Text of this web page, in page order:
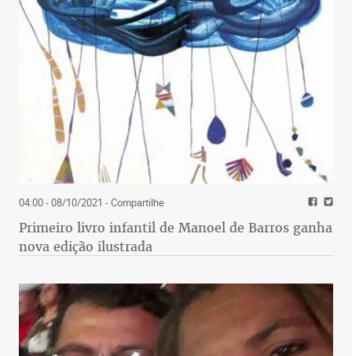
04:00 - 08/10/2021 - Compartilhe
Primeiro livro infantil de Manoel de Barros ganha
nova edição ilustrada